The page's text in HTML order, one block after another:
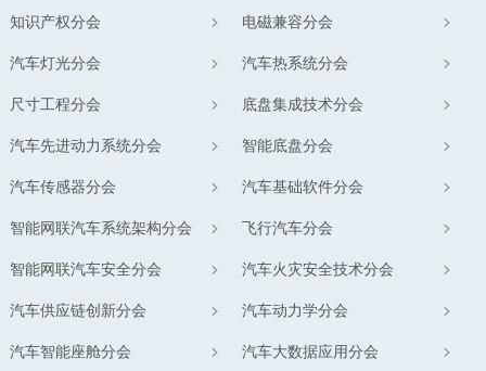
知识产权分会 电磁兼容分会
汽车灯光分会 汽车热系统分会
尺寸工程分会 底盘集成技术分会
汽车先进动力系统分会 智能底盘分会
汽车传感器分会 汽车基础软件分会
智能网联汽车系统架构分会 飞行汽车分会
智能网联汽车安全分会 汽车火灾安全技术分会
汽车供应链创新分会 汽车动力学分会
汽车智能座舱分会 汽车大数据应用分会